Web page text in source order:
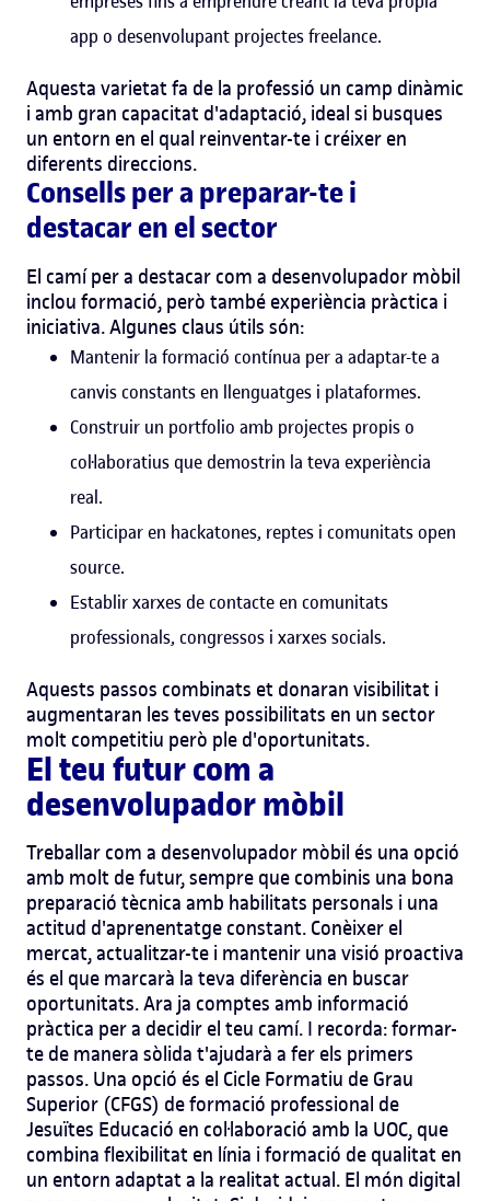
app o desenvolupant projectes freelance.
Aquesta varietat fa de la professió un camp dinàmic
i amb gran capacitat d'adaptació, ideal si busques
un entorn en el qual reinventar-te i créixer en
diferents direccions.
Consells per a preparar-te i
destacar en el sector
El camí per a destacar com a desenvolupador mòbil
inclou formació, però també experiència pràctica i
iniciativa. Algunes claus útils són:
Mantenir la formació contínua per a adaptar-te a
canvis constants en llenguatges i plataformes.
Construir un portfolio amb projectes propis o
col·laboratius que demostrin la teva experiència
real.
Participar en hackatones, reptes i comunitats open
source.
Establir xarxes de contacte en comunitats
professionals, congressos i xarxes socials.
Aquests passos combinats et donaran visibilitat i
augmentaran les teves possibilitats en un sector
molt competitiu però ple d'oportunitats.
El teu futur com a
desenvolupador mòbil
Treballar com a desenvolupador mòbil és una opció
amb molt de futur, sempre que combinis una bona
preparació tècnica amb habilitats personals i una
actitud d'aprenentatge constant. Conèixer el
mercat, actualitzar-te i mantenir una visió proactiva
és el que marcarà la teva diferència en buscar
oportunitats.Ara ja comptes amb informació
pràctica per a decidir el teu camí. I recorda: formar-
te de manera sòlida t'ajudarà a fer els primers
passos. Una opció és el Cicle Formatiu de Grau
Superior (CFGS) de formació professional de
Jesuïtes Educació en col·laboració amb la UOC, que
combina flexibilitat en línia i formació de qualitat en
un entorn adaptat a la realitat actual. El món digital